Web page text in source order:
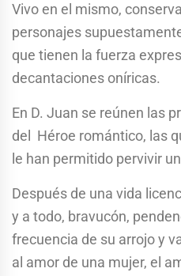
Vivo en el mismo,
personajes
que tienen la fuerza
decantaciones oníricas.
En D. Juan se reúnen las
del Héroe romántico, las
le han permitido pervivir
Después de una vida
y a todo, bravucón,
frecuencia de su arrojo y
al amor de una mujer, el